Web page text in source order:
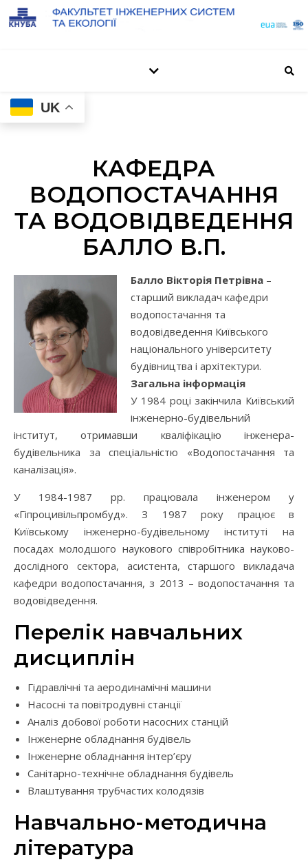
UK
КАФЕДРА
ВОДОПОСТАЧАННЯ
ТА ВОДОВІДВЕДЕННЯ
БАЛЛО В.П.
Балло Вікторія Петрівна –
старший викладач кафедри
водопостачання та
водовідведення Київського
національного університету
будівництва і архітектури.
Загальна інформація
У 1984 році закінчила Київський
інженерно-будівельний
інститут, отримавши кваліфікацію інженера-
будівельника за спеціальністю «Водопостачання та
каналізація».
У 1984-1987 рр. працювала інженером у
«Гіпроцивільпромбуд». З 1987 року працює в
Київському інженерно-будівельному інституті на
посадах молодшого наукового співробітника науково-
дослідного сектора, асистента, старшого викладача
кафедри водопостачання, з 2013 – водопостачання та
водовідведення.
Перелік навчальних
дисциплін
Гідравлічні та аеродинамічні машини
Насосні та повітродувні станції
Аналіз добової роботи насосних станцій
Інженерне обладнання будівель
Інженерне обладнання інтер’єру
Санітарно-технічне обладнання будівель
Влаштування трубчастих колодязів
Навчально-методична
література